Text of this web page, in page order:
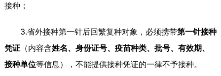
接种；
3.省外接种第一针后回繁复种对象，必须携带第一针接种
凭证（内容含姓名、身份证号、疫苗种类、批号、有效期、
接种单位等信息），不能提供接种凭证的一律不予接种。